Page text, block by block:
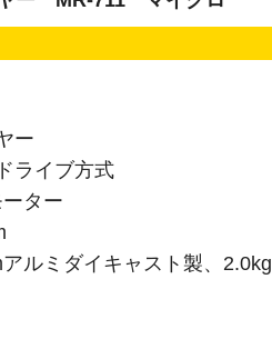
ー
ライブ方式
ター
ルミダイキャスト製、2.0kg